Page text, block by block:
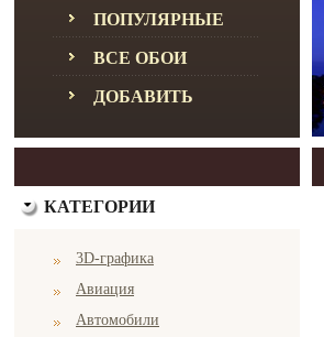
ПОПУЛЯРНЫЕ
ВСЕ ОБОИ
ДОБАВИТЬ
КАТЕГОРИИ
3D-графика
Авиация
Автомобили